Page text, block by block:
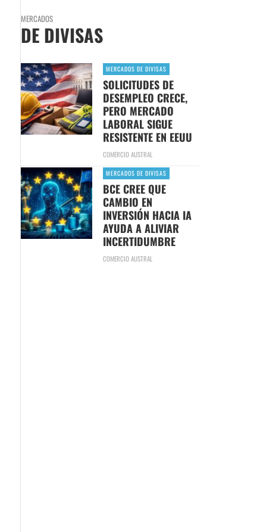
MERCADOS
DE DIVISAS
MERCADOS DE DIVISAS
SOLICITUDES DE
DESEMPLEO CRECE,
PERO MERCADO
LABORAL SIGUE
RESISTENTE EN EEUU
COMERCIO AUSTRAL
MERCADOS DE DIVISAS
BCE CREE QUE
CAMBIO EN
INVERSIÓN HACIA IA
AYUDA A ALIVIAR
INCERTIDUMBRE
COMERCIO AUSTRAL